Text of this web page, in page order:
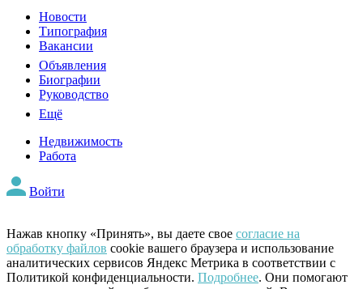
Новости
Типография
Вакансии
Объявления
Биографии
Руководство
Ещё
Недвижимость
Работа
Войти
Нажав кнопку «Принять», вы даете свое согласие на
обработку файлов cookie вашего браузера и использование
аналитических сервисов Яндекс Метрика в соответствии с
Политикой конфиденциальности. Подробнее. Они помогают